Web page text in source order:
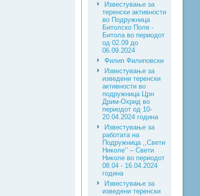
Известување за
теренски активности
во Подружница
Битолско Поле -
Битола во периодот
од 02.09 до
06.09.2024
Филип Филиповски
Известување за
изведени теренски
активности во
подружница Црн
Дрим-Охрид во
периодот од 10-
20.04.2024 година
Известување за
работата на
Подружница ,,Свети
Николе’’ – Свети
Николе во периодот
08.04 - 16.04.2024
година
Известување за
изведени теренски